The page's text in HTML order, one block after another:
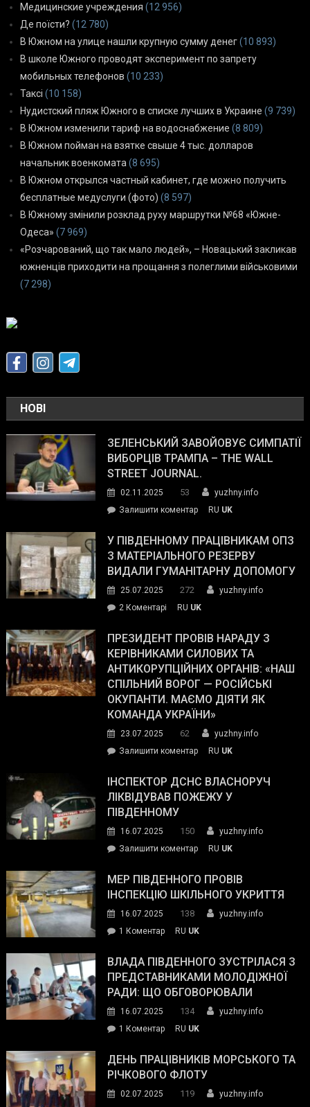
Медицинские учреждения (12 956)
Де поїсти? (12 780)
В Южном на улице нашли крупную сумму денег(10 893)
В школе Южного проводят эксперимент по запрету
мобильных телефонов (10 233)
Таксі (10 158)
Нудистский пляж Южного в списке лучших в Украине (9 739)
В Южном изменили тариф на водоснабжение (8 809)
В Южном пойман на взятке свыше 4 тыс. долларов
начальник военкомата (8 695)
В Южном открылся частный кабинет, где можно получить
бесплатные медуслуги (фото) (8 597)
В Южному змінили розклад руху маршрутки №68 «Южне-
Одеса» (7 969)
«Розчарований, що так мало людей», – Новацький закликав
южненців приходити на прощання з полеглими військовими
(7 298)
НОВІ
ЗЕЛЕНСЬКИЙ ЗАВОЙОВУЄ СИМПАТІЇ
ВИБОРЦІВ ТРАМПА – THE WALL
STREET JOURNAL.
02.11.2025 53
yuzhny.info
Залишити коментарon
завойовує
симпатії
виборців
The
Street
Journal.
RU UK
У ПІВДЕННОМУ ПРАЦІВНИКАМ ОПЗ
З МАТЕРІАЛЬНОГО РЕЗЕРВУ
ВИДАЛИ ГУМАНІТАРНУ ДОПОМОГУ
25.07.2025 272
yuzhny.info
2 Коментарі
Південному
працівникам
ОПЗ
з
матеріального
резерву
гуманітарну
допомогу
RU UK
ПРЕЗИДЕНТ ПРОВІВ НАРАДУ З
КЕРІВНИКАМИ СИЛОВИХ ТА
АНТИКОРУПЦІЙНИХ ОРГАНІВ: «НАШ
СПІЛЬНИЙ ВОРОГ — РОСІЙСЬКІ
ОКУПАНТИ. МАЄМО ДІЯТИ ЯК
КОМАНДА УКРАЇНИ»
23.07.2025 62
yuzhny.info
Залишити коментарon
провів
нараду
силових
та
органів:
«Наш
спільний
окупанти.
Маємо
діяти
команда
RU UK
ІНСПЕКТОР ДСНС ВЛАСНОРУЧ
ЛІКВІДУВАВ ПОЖЕЖУ У
ПІВДЕННОМУ
16.07.2025 150
yuzhny.info
Залишити коментарon
ДСНС
власноруч
пожежу
у
RU UK
МЕР ПІВДЕННОГО ПРОВІВ
ІНСПЕКЦІЮ ШКІЛЬНОГО УКРИТТЯ
16.07.2025 138
yuzhny.info
1 Коментардо
Південного
провів
інспекцію
укриття
RU UK
ВЛАДА ПІВДЕННОГО ЗУСТРІЛАСЯ З
ПРЕДСТАВНИКАМИ МОЛОДІЖНОЇ
РАДИ: ЩО ОБГОВОРЮВАЛИ
16.07.2025 134
yuzhny.info
1 Коментардо
Південного
зустрілася
представниками
RU UK
ДЕНЬ ПРАЦІВНИКІВ МОРСЬКОГО ТА
РІЧКОВОГО ФЛОТУ
02.07.2025 119
yuzhny.info